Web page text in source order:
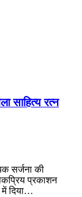
साहित्य रत्न
सर्जना की
प्रकाशन
दिया…